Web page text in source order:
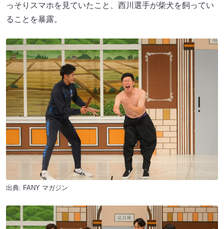
っそりスマホを見ていたこと、西川選手が柴犬を飼ってい
ることを暴露。
出典: FANY マガジン